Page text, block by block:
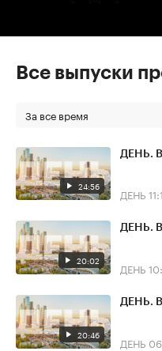
Все выпуски
За все время
24:56
ДЕНЬ.
ДЕНЬ
20:02
ДЕНЬ.
ДЕНЬ
20:46
ДЕНЬ.
ДЕНЬ